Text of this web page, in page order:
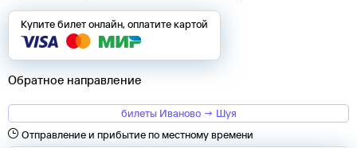
Купите билет онлайн, оплатите картой
Обратное направление
билеты Иваново → Шуя
Отправление и прибытие по местному времени